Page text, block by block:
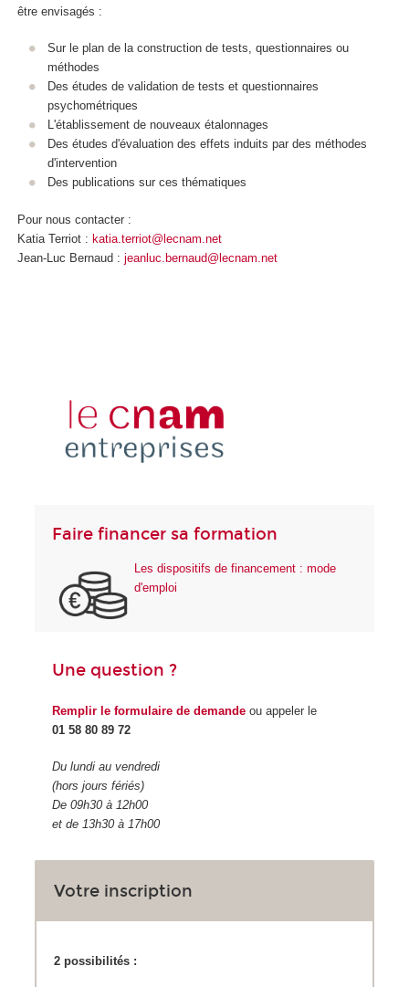
être envisagés :
Sur le plan de la construction de tests, questionnaires ou
méthodes
Des études de validation de tests et questionnaires
psychométriques
L'établissement de nouveaux étalonnages
Des études d'évaluation des effets induits par des méthodes
d'intervention
Des publications sur ces thématiques
Pour nous contacter :
Katia Terriot : katia.terriot@lecnam.net
Jean-Luc Bernaud : jeanluc.bernaud@lecnam.net
Faire financer sa formation
Les dispositifs de financement : mode
d'emploi
Une question ?
Remplir le formulaire de demande ou appeler le
01 58 80 89 72
Du lundi au vendredi
(hors jours fériés)
De 09h30 à 12h00
et de 13h30 à 17h00
Votre inscription
2 possibilités :